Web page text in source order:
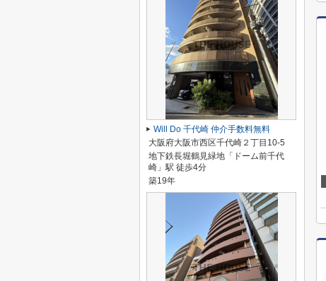
Will Do 千代崎 仲介手数料無料
大阪府大阪市西区千代崎２丁目10-5
地下鉄長堀鶴見緑地「ドーム前千代
崎」駅 徒歩4分
築19年